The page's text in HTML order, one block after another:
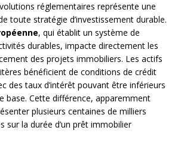
réglementaires représente une
toute stratégie d’investissement durable.
, qui établit un système de
durables, impacte directement les
des projets immobiliers. Les actifs
bénéficient de conditions de crédit
des taux d’intérêt pouvant être inférieurs
base. Cette différence, apparemment
plusieurs centaines de milliers
sur la durée d’un prêt immobilier